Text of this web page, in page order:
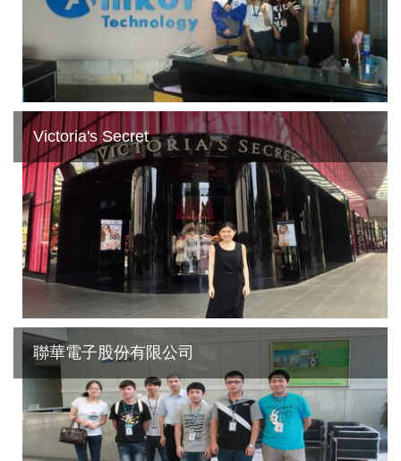
Victoria's Secret
聯華電子股份有限公司